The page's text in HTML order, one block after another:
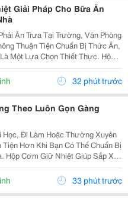
Giải Pháp Cho Bữa Ăn
Ăn Trưa Tại Trường, Văn Phòng
Thuận Tiện Chuẩn Bị Thức Ăn,
Một Lựa Chọn Thiết Thực. Hộp
Sắp Xếp Các Món Ăn Gọn
Trong Ngày. Lựa Chọn32 phút trước
Theo Luôn Gọn Gàng
Học, Đi Làm Hoặc Thường Xuyên
Tiện Hơn Khi Bạn Có Thể Chuẩn Bị
Hộp Cơm Giữ Nhiệt Giúp Sắp Xếp
Nắp, Dễ Mang Theo Và Phù
Chọn Hộp Dựa
33 phút trước